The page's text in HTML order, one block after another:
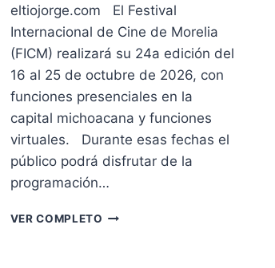
eltiojorge.com El Festival
Internacional de Cine de Morelia
(FICM) realizará su 24a edición del
16 al 25 de octubre de 2026, con
funciones presenciales en la
capital michoacana y funciones
virtuales. Durante esas fechas el
público podrá disfrutar de la
programación…
VER COMPLETO EL